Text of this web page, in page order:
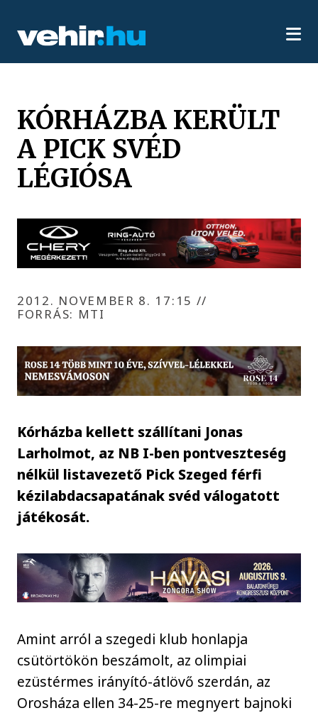
KÓRHÁZBA KERÜLT
A PICK SVÉD
LÉGIÓSA
2012. NOVEMBER 8. 17:15 //
FORRÁS: MTI
Kórházba kellett szállítani Jonas
Larholmot, az NB I-ben pontveszteség
nélkül listavezető Pick Szeged férfi
kézilabdacsapatának svéd válogatott
játékosát.
Amint arról a szegedi klub honlapja
csütörtökön beszámolt, az olimpiai
ezüstérmes irányító-átlövő szerdán, az
Orosháza ellen 34-25-re megnyert bajnoki